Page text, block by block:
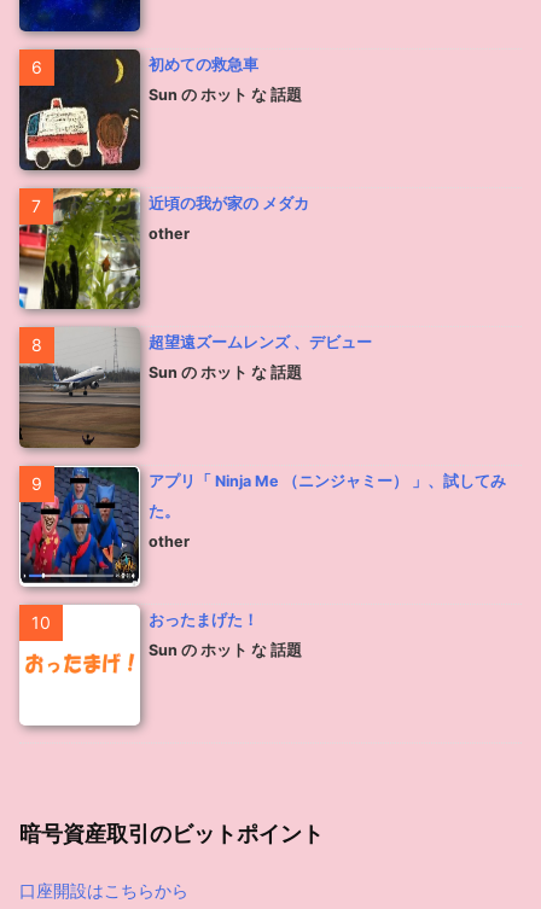
6
初めての救急車
Sun の ホット な 話題
7
近頃の我が家の メダカ
other
8
超望遠ズームレンズ 、デビュー
Sun の ホット な 話題
9
アプリ「 Ninja Me （ニンジャミー） 」、試してみ
た。
other
10
おったまげた！
Sun の ホット な 話題
暗号資産取引のビットポイント
口座開設はこちらから